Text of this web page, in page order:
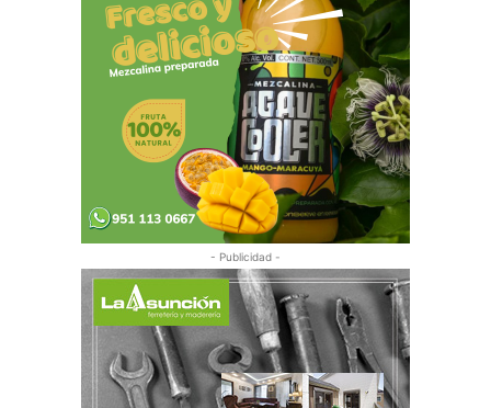
- Publicidad -